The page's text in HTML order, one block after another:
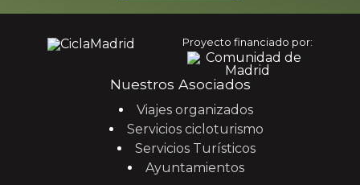
Proyecto financiado por:
Nuestros Asociados
Viajes organizados
Servicios cicloturismo
Servicios Turísticos
Ayuntamientos